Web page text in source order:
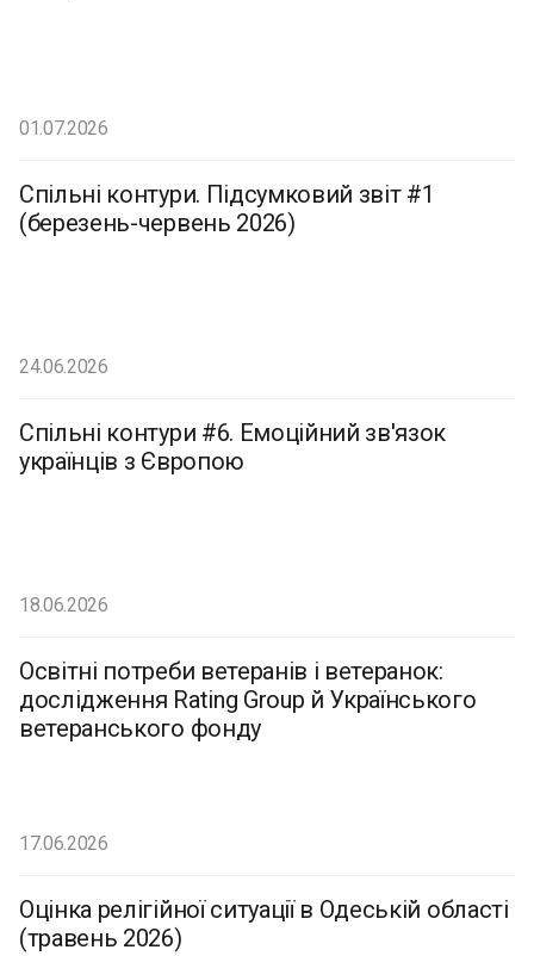
01.07.2026
Спільні контури. Підсумковий звіт #1
(березень-червень 2026)
24.06.2026
Спільні контури #6. Емоційний зв'язок
українців з Європою
18.06.2026
Освітні потреби ветеранів і ветеранок:
дослідження Rating Group й Українського
ветеранського фонду
17.06.2026
Оцінка релігійної ситуації в Одеській області
(травень 2026)